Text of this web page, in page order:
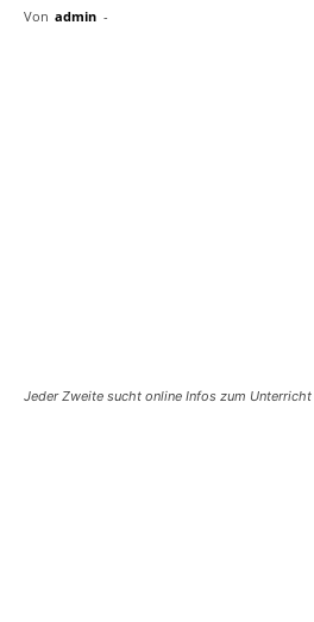
Von admin -
Jeder Zweite sucht online Infos zum Unterricht